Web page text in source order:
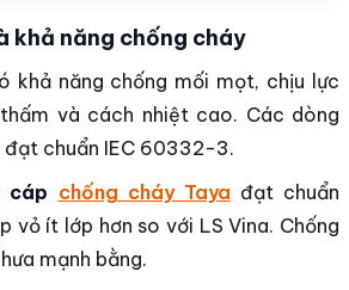
khả năng chống cháy
khả năng chống mối mọt, chịu lực
và cách nhiệt cao. Các dòng
đạt chuẩn IEC 60332-3.
cáp chống cháy Taya đạt chuẩn
vỏ ít lớp hơn so với LS Vina. Chống
mạnh bằng.